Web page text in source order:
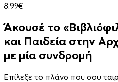
8.99€
Άκουσέ το
και Παιδεία στην
με μία συνδρομή
Επίλεξε το πλάνο που σου